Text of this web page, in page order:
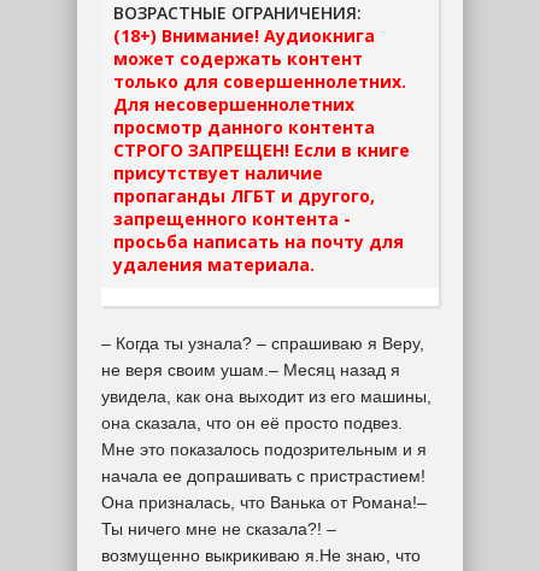
ВОЗРАСТНЫЕ ОГРАНИЧЕНИЯ:
(18+) Внимание! Аудиокнига
может содержать контент
только для совершеннолетних.
Для несовершеннолетних
просмотр данного контента
СТРОГО ЗАПРЕЩЕН! Если в книге
присутствует наличие
пропаганды ЛГБТ и другого,
запрещенного контента -
просьба написать на почту для
удаления материала.
– Когда ты узнала? – спрашиваю я Веру,
не веря своим ушам.– Месяц назад я
увидела, как она выходит из его машины,
она сказала, что он её просто подвез.
Мне это показалось подозрительным и я
начала ее допрашивать с пристрастием!
Она призналась, что Ванька от Романа!–
Ты ничего мне не сказала?! –
возмущенно выкрикиваю я.Не знаю, что